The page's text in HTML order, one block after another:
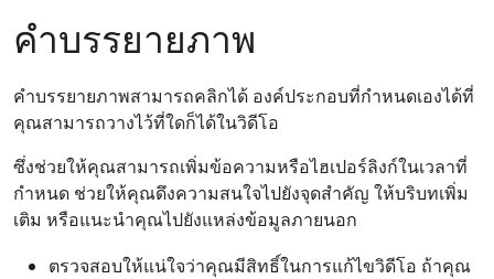
คำบรรยายภาพ
คําบรรยายภาพสามารถคลิกได้ องค์ประกอบที่กําหนดเองได้ที่
คุณสามารถวางไว้ที่ใดก็ได้ในวิดีโอ
ซึ่งช่วยให้คุณสามารถเพิ่มข้อความหรือไฮเปอร์ลิงก์ในเวลาที่
กําหนด ช่วยให้คุณดึงความสนใจไปยังจุดสําคัญ ให้บริบทเพิ่ม
เติม หรือแนะนําคุณไปยังแหล่งข้อมูลภายนอก
ตรวจสอบให้แน่ใจว่าคุณมีสิทธิ์ในการแก้ไขวิดีโอ ถ้าคุณ